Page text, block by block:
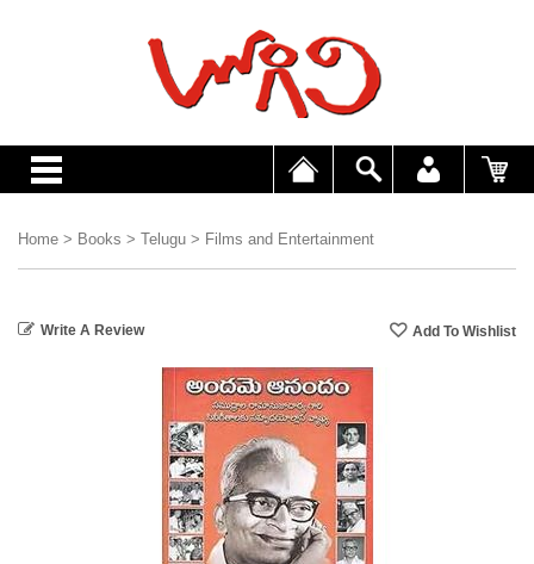
Home > Books > Telugu > Films and Entertainment
Write A Review